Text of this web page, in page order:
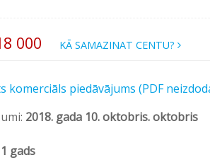
000 KĀ SAMAZINAT CENTU?
komerciāls piedāvājums (PDF
2018. gada 10. oktobris. oktobris
1 gads